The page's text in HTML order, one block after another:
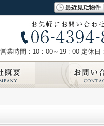
営業時間：10：00～19：00 定休日